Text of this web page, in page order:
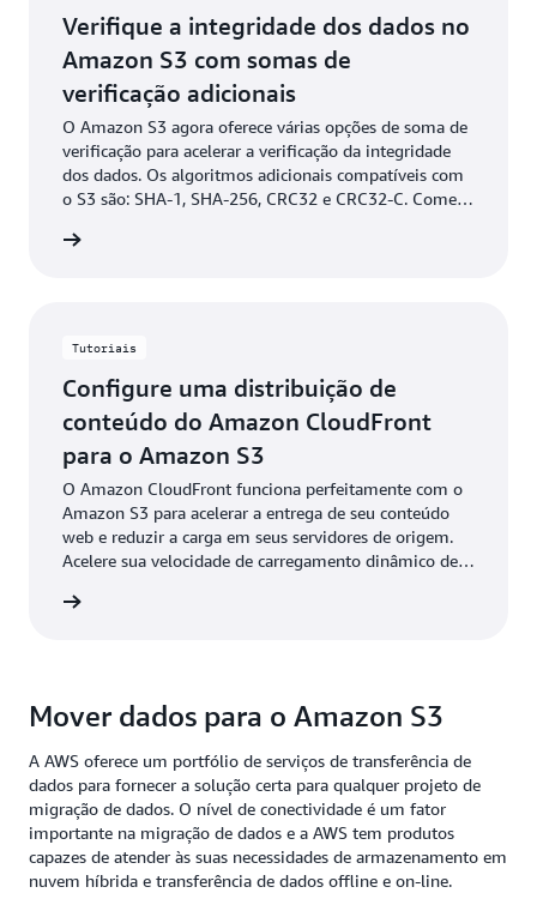
Verifique a integridade dos dados no
Amazon S3 com somas de
verificação adicionais
O Amazon S3 agora oferece várias opções de soma de
verificação para acelerar a verificação da integridade
dos dados. Os algoritmos adicionais compatíveis com
o S3 são: SHA-1, SHA-256, CRC32 e CRC32-C. Comece
durante a transferência de dados ou durante o upload
Tutoriais
Configure uma distribuição de
conteúdo do Amazon CloudFront
para o Amazon S3
O Amazon CloudFront funciona perfeitamente com o
Amazon S3 para acelerar a entrega de seu conteúdo
web e reduzir a carga em seus servidores de origem.
Acelere sua velocidade de carregamento dinâmico de
Mover dados para o Amazon S3
A AWS oferece um portfólio de serviços de transferência de
dados para fornecer a solução certa para qualquer projeto de
migração de dados. O nível de conectividade é um fator
importante na migração de dados e a AWS tem produtos
capazes de atender às suas necessidades de armazenamento em
nuvem híbrida e transferência de dados offline e on-line.